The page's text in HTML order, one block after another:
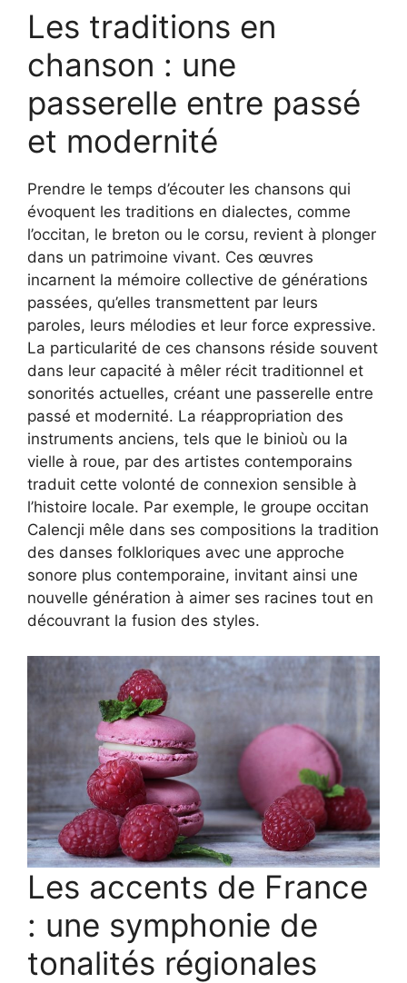
Les traditions en
chanson : une
passerelle entre passé
et modernité
Prendre le temps d’écouter les chansons qui
évoquent les traditions en dialectes, comme
l’occitan, le breton ou le corsu, revient à plonger
dans un patrimoine vivant. Ces œuvres
incarnent la mémoire collective de générations
passées, qu’elles transmettent par leurs
paroles, leurs mélodies et leur force expressive.
La particularité de ces chansons réside souvent
dans leur capacité à mêler récit traditionnel et
sonorités actuelles, créant une passerelle entre
passé et modernité. La réappropriation des
instruments anciens, tels que le binioù ou la
vielle à roue, par des artistes contemporains
traduit cette volonté de connexion sensible à
l’histoire locale. Par exemple, le groupe occitan
Calencji mêle dans ses compositions la tradition
des danses folkloriques avec une approche
sonore plus contemporaine, invitant ainsi une
nouvelle génération à aimer ses racines tout en
découvrant la fusion des styles.
Les accents de France
: une symphonie de
tonalités régionales